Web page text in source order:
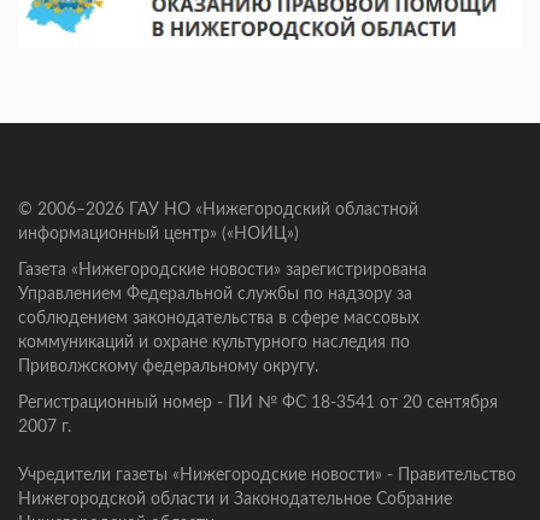
© 2006–2026 ГАУ НО «Нижегородский областной
информационный центр» («НОИЦ»)
Газета «Нижегородские новости» зарегистрирована
Управлением Федеральной службы по надзору за
соблюдением законодательства в сфере массовых
коммуникаций и охране культурного наследия по
Приволжскому федеральному округу.
Регистрационный номер - ПИ № ФС 18-3541 от 20 сентября
2007 г.
Учредители газеты «Нижегородские новости» - Правительство
Нижегородской области и Законодательное Собрание